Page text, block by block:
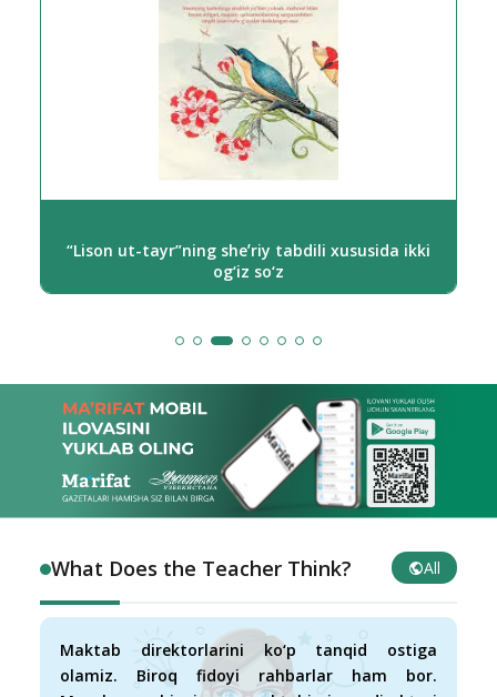
Alisher Navoiy asarlari lug‘atchiligida yangi sahifa
What Does the Teacher Think? All
Maktab direktorlarini ko‘p tanqid ostiga
olamiz. Biroq fidoyi rahbarlar ham bor.